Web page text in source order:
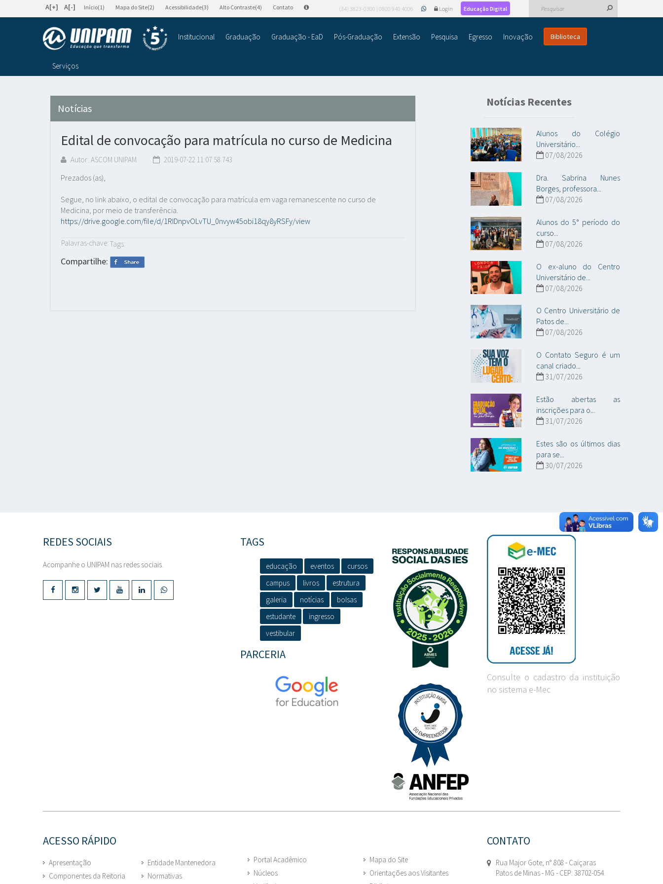
A[+] A[-] Início(1) Mapa do Site(2) Acessibilidade(3) Alto Contraste(4) Contato (34) 3823-0300 | 0800 940 4006 Login Educação Digital
Institucional Graduação Graduação - EaD Pós-Graduação Extensão Pesquisa Egresso Inovação Biblioteca
Serviços
Notícias
Edital de convocação para matrícula no curso de Medicina
Autor: ASCOM UNIPAM 2019-07-22 11:07:58.743
Prezados (as),
Segue, no link abaixo, o edital de convocação para matrícula em vaga remanescente no curso de
Medicina, por meio de transferência.
https://drive.google.com/file/d/1RIDnpvOLvTU_0nvyw45obi18qy8yRSFy/view
Palavras-chave: Tags:
Compartilhe:
Notícias Recentes
Alunos do Colégio
Universitário...
07/08/2026
Dra. Sabrina Nunes
Borges, professora...
07/08/2026
Alunos do 5° período do
curso...
07/08/2026
O ex-aluno do Centro
Universitário de...
07/08/2026
O Centro Universitário de
Patos de...
07/08/2026
O Contato Seguro é um
canal criado...
31/07/2026
Estão abertas as
inscrições para o...
31/07/2026
Estes são os últimos dias
para se...
30/07/2026
REDES SOCIAIS
Acompanhe o UNIPAM nas redes sociais.
TAGS
educação eventos
cursos
campus
livros
estrutura
galeria
notícias
bolsas
estudante
ingresso
vestibular
PARCERIA
Consulte o cadastro da instituição
no sistema e-Mec
ACESSO RÁPIDO
Apresentação
Componentes da Reitoria
Entidade Mantenedora
Normativas
Portal Acadêmico
Núcleos
Mapa do Site
Orientações aos Visitantes
CONTATO
Rua Major Gote, n° 808 - Caiçaras
Patos de Minas - MG - CEP: 38702-054.